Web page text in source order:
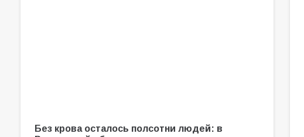
Без крова осталось полсотни людей: в